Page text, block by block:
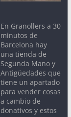
En Granollers a 30
minutos de
Barcelona hay
una tienda de
Segunda Mano y
Antigüedades que
tiene un apartado
para vender cosas
a cambio de
donativos y estos